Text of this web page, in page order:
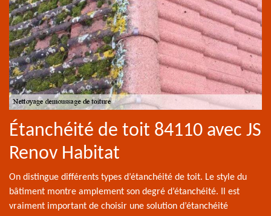
Étanchéité de toit 84110 avec JS
Renov Habitat
On distingue différents types d’étanchéité de toit. Le style du
bâtiment montre amplement son degré d’étanchéité. Il est
vraiment important de choisir une solution d’étanchéité